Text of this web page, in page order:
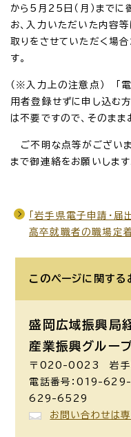
から5月25日（月）までに
お、入力いただいた内容
取りをさせていただく場
す。
（※入力上の注意点） 「電
用者登録せずに申し込む
は不要ですので、そのまま
ご不明な点等がございま
まで御連絡をお願いします
「岩手県電子申請・
高卒就職者の職場定
このページに関する
盛岡広域振興局
産業振興グルー
〒020-0023 岩手
電話番号：019-
629-6529
お問い合わせは専